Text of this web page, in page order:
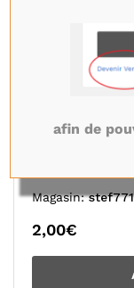
Magasin:
2,00€
afin de